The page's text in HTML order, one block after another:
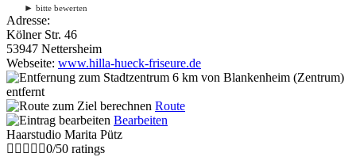
► bitte bewerten
Adresse:
Kölner Str. 46
53947 Nettersheim
Webseite: www.hilla-hueck-friseure.de
6 km von Blankenheim (Zentrum)
entfernt
Route
Bearbeiten
Haarstudio Marita Pütz
0/50 ratings